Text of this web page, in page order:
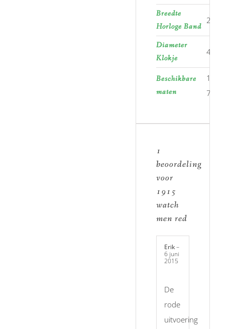
Breedte
Horloge Band
25,0
Diameter
Klokje
46,0
Beschikbare
maten
1, 2,
7, 8,
1
beoordeling
voor
1915
watch
men red
Erik–
6 juni
2015
De
rode
uitvoering